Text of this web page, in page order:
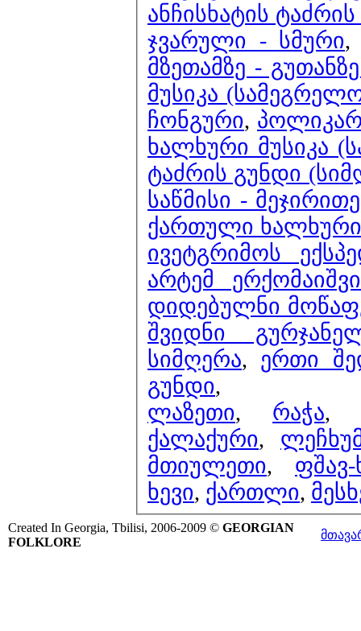
ანჩისხატის
ჯვარული - სმური
მზეთამზე -
მუსიკა
ჩონგური,
ხალხური მუსიკა
ტაძრის გუნდი
საწმისი -
ქართული ხალხური
ივეტგრიმოს
არტემ
დიდებულნი
შვიდნი
სიმღერა, ერთი შედევრი -
გუნდი,
ლაზეთი, რაჭა
ქალაქური,
მთიულეთი,
ხევი, ქართლი,
Created In Georgia, Tbilisi, 2006-2009 © GEORGIAN
FOLKLORE